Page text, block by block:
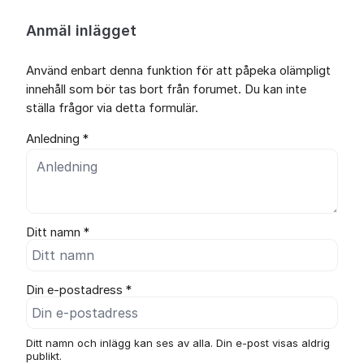
Anmäl inlägget
Använd enbart denna funktion för att påpeka olämpligt
innehåll som bör tas bort från forumet. Du kan inte
ställa frågor via detta formulär.
Anledning *
Ditt namn *
Din e-postadress *
Ditt namn och inlägg kan ses av alla. Din e-post visas aldrig
publikt.